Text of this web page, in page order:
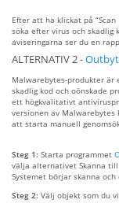
Efter att ha klickat på
söka efter virus och skadlig
aviseringarna ser du en
ALTERNATIV 2 -
Malwarebytes-produkter är
skadlig kod och oönskade
ett högkvalitativt
versionen av
att starta manuell
Steg 1: Starta programmet
välja alternativet Skanna
Systemet börjar skanna
Steg 2: Välj objekt som du